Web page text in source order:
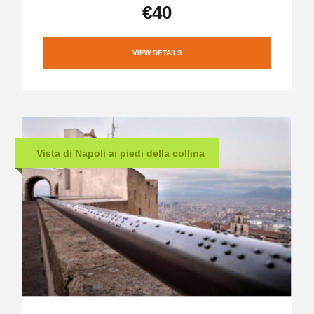
€40
VIEW DETAILS
Vista di Napoli ai piedi della collina